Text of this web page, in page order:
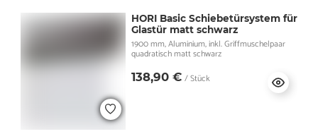
HORI Basic Schiebetürsystem für
Glastür matt schwarz
1900 mm, Aluminium, inkl. Griffmuschelpaar
quadratisch matt schwarz
138,90 € / Stück